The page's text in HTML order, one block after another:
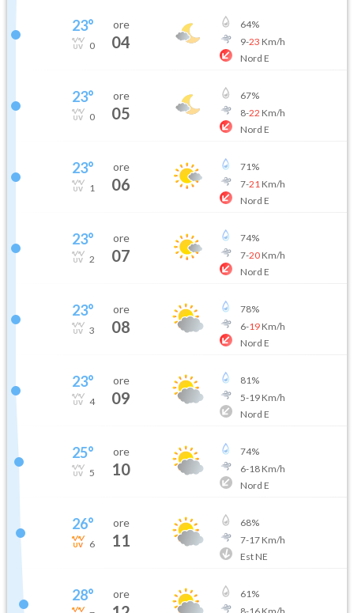
23°
0
ore
04
64%
9-23 Km/h
Nord E
23°
0
ore
05
67%
8-22 Km/h
Nord E
23°
1
ore
06
71%
7-21 Km/h
Nord E
23°
2
ore
07
74%
7-20Km/h
Nord E
23°
3
ore
08
78%
6-19Km/h
Nord E
23°
4
ore
09
81%
5-19Km/h
Nord E
25°
5
ore
10
74%
6-18Km/h
Nord E
26°
6
ore
11
68%
7-17Km/h
Est NE
28° ore 61%